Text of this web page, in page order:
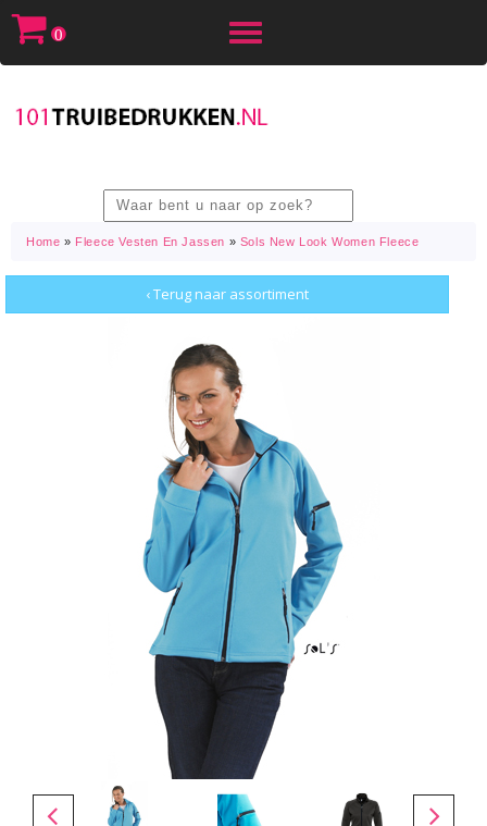
Toggle
0
Home » Fleece Vesten En Jassen » Sols New Look Women Fleece
‹ Terug naar assortiment